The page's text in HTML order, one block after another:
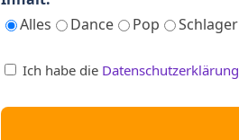
Alles
Dance Pop Schlager
Ich habe die Datenschutzerklärung